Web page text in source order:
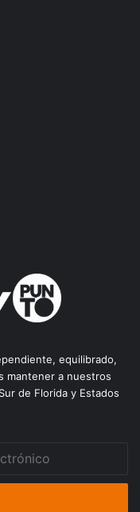
equilibrado,
mantener a nuestros
de Florida y Estados